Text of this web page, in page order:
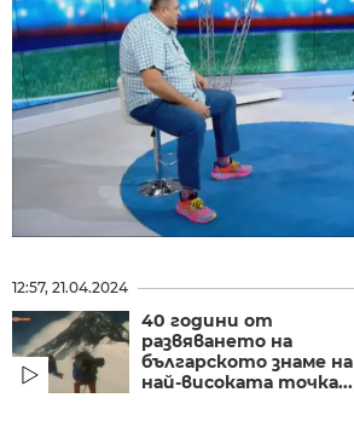
12:57, 21.04.2024
40 години от
развяването на
българското знаме на
най-високата точка...